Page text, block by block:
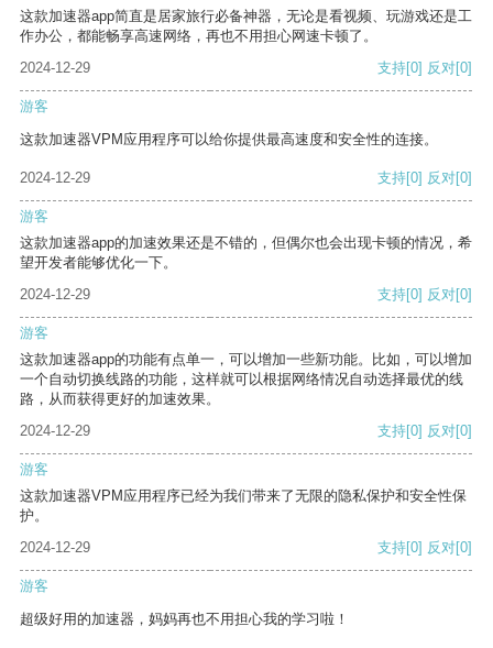
这款加速器app简直是居家旅行必备神器，无论是看视频、玩游戏还是工
作办公，都能畅享高速网络，再也不用担心网速卡顿了。
2024-12-29
支持[0] 反对[0]
游客
这款加速器VPM应用程序可以给你提供最高速度和安全性的连接。
2024-12-29 支持[0] 反对[0]
游客
这款加速器app的加速效果还是不错的，但偶尔也会出现卡顿的情况，希
望开发者能够优化一下。
2024-12-29
支持[0] 反对[0]
游客
这款加速器app的功能有点单一，可以增加一些新功能。比如，可以增加
一个自动切换线路的功能，这样就可以根据网络情况自动选择最优的线
路，从而获得更好的加速效果。
2024-12-29
支持[0] 反对[0]
游客
这款加速器VPM应用程序已经为我们带来了无限的隐私保护和安全性保
护。
2024-12-29
支持[0] 反对[0]
游客
超级好用的加速器，妈妈再也不用担心我的学习啦！